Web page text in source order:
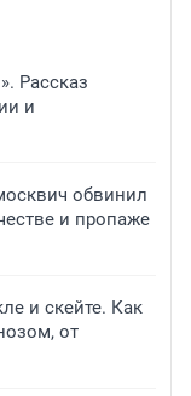
Рассказ
и
обвинил
и пропаже
и скейте. Как
от